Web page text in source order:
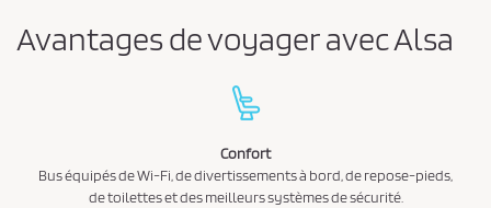
Avantages de voyager avec Alsa
Confort
Bus équipés de Wi-Fi, de divertissements à bord, de repose-pieds,
de toilettes et des meilleurs systèmes de sécurité.